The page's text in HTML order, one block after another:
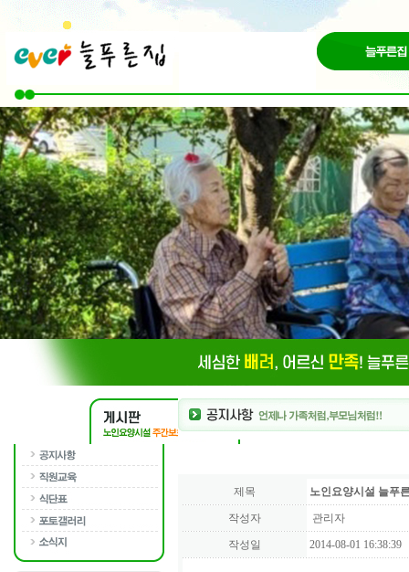
제목 노인요양시설 늘푸
작성자 관리자
작성일 2014-08-01 16:38:39